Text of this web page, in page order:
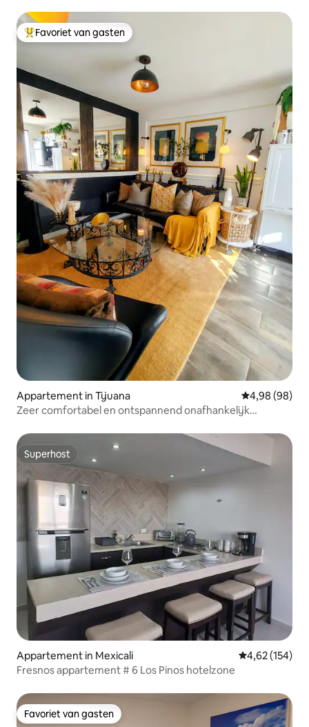
Topfavoriet van gasten
Favoriet van gasten
Appartement in Tijuana Gemiddelde
4,98 (98)
Zeer comfortabel en ontspannend onafhankelijk
Superhost
Superhost
Appartement in Mexicali Gemiddelde
4,62 (154)
Fresnos appartement # 6 Los Pinos hotelzone
Favoriet van gasten
Favoriet van gasten